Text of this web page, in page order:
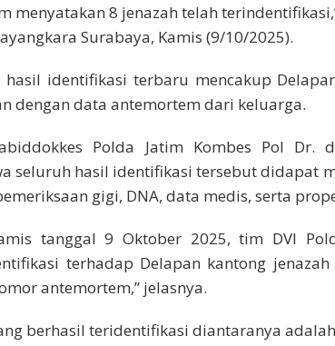
menyatakan 8 jenazah telah
Surabaya, Kamis (9/10/2025).
hasil identifikasi terbaru mencakup
dengan data antemortem dari keluarga.
Polda Jatim Kombes Pol Dr.
seluruh hasil identifikasi tersebut didapat
gigi, DNA, data medis, serta
tanggal 9 Oktober 2025, tim DVI
terhadap Delapan kantong
antemortem,” jelasnya.
berhasil teridentifikasi diantaranya